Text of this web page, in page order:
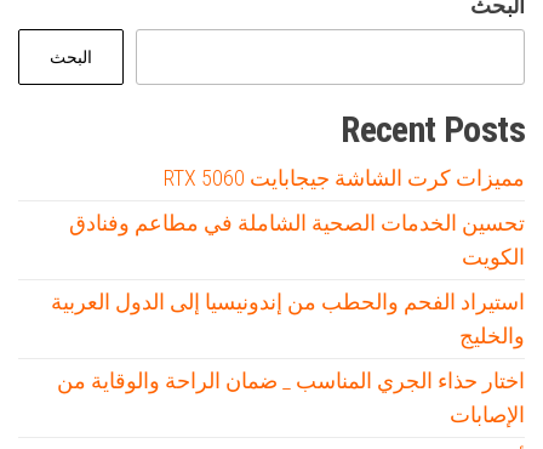
البحث
البحث
Recent Posts
مميزات كرت الشاشة جيجابايت RTX 5060
تحسين الخدمات الصحية الشاملة في مطاعم وفنادق
الكويت
استيراد الفحم والحطب من إندونيسيا إلى الدول العربية
والخليج
اختار حذاء الجري المناسب _ ضمان الراحة والوقاية من
الإصابات